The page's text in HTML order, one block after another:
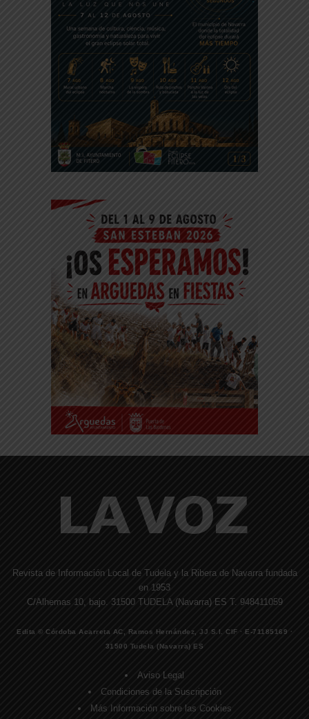
Revista de Información Local de Tudela y la Ribera de Navarra fundada
en 1953
C/Alhemas 10, bajo. 31500 TUDELA (Navarra) ES T. 948411059
Edita © Córdoba Acarreta AC, Ramos Hernández, JJ S.I. CIF · E-71185169 ·
31500 Tudela (Navarra) ES
Aviso Legal
Condiciones de la Suscripción
Más Información sobre las Cookies